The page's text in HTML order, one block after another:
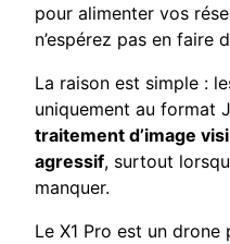
pour alimenter vos
n’espérez pas en faire
La raison est simple :
uniquement au format
traitement d’image
agressif, surtout
manquer.
Le X1 Pro est un